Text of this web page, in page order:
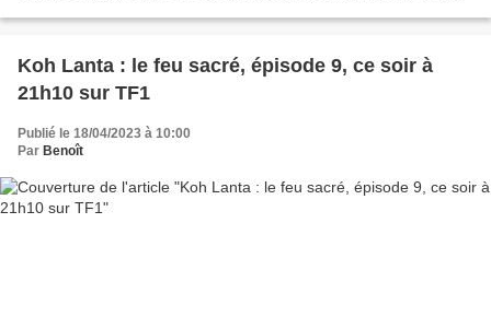
Koh Lanta : le feu sacré, épisode 9, ce soir à
21h10 sur TF1
Publié le 18/04/2023 à 10:00
Par Benoît